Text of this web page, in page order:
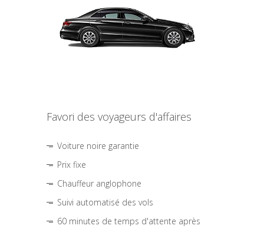
Favori des voyageurs d'affaires
Voiture noire garantie
Prix fixe
Chauffeur anglophone
Suivi automatisé des vols
60 minutes de temps d'attente après